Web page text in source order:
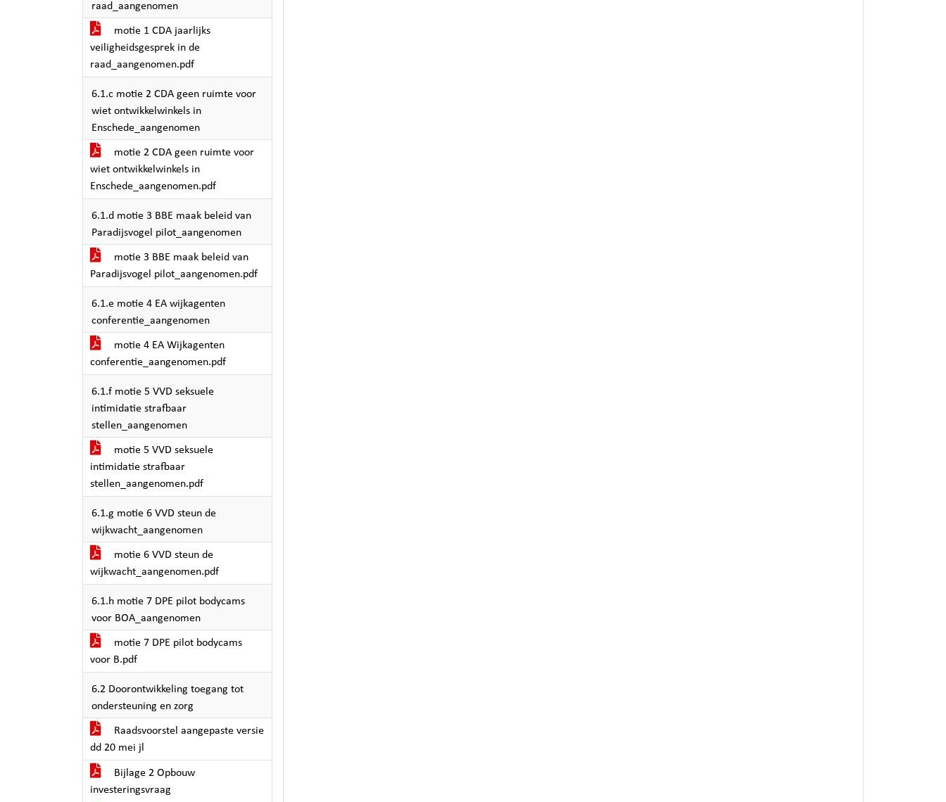
raad_aangenomen
motie 1 CDA jaarlijks
veiligheidsgesprek in de
raad_aangenomen.pdf
6.1.c motie 2 CDA geen ruimte voor
wiet ontwikkelwinkels in
Enschede_aangenomen
motie 2 CDA geen ruimte voor
wiet ontwikkelwinkels in
Enschede_aangenomen.pdf
6.1.d motie 3 BBE maak beleid van
Paradijsvogel pilot_aangenomen
motie 3 BBE maak beleid van
Paradijsvogel pilot_aangenomen.pdf
6.1.e motie 4 EA wijkagenten
conferentie_aangenomen
motie 4 EA Wijkagenten
conferentie_aangenomen.pdf
6.1.f motie 5 VVD seksuele
intimidatie strafbaar
stellen_aangenomen
motie 5 VVD seksuele
intimidatie strafbaar
stellen_aangenomen.pdf
6.1.g motie 6 VVD steun de
wijkwacht_aangenomen
motie 6 VVD steun de
wijkwacht_aangenomen.pdf
6.1.h motie 7 DPE pilot bodycams
voor BOA_aangenomen
motie 7 DPE pilot bodycams
voor B.pdf
6.2 Doorontwikkeling toegang tot
ondersteuning en zorg
Raadsvoorstel aangepaste versie
dd 20 mei jl
Bijlage 2 Opbouw
investeringsvraag